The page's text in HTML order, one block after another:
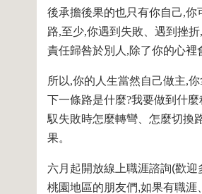
後承擔後果的也只有你自己,
路,至少,你遇到失敗、遇到挫
責任歸咎於別人,除了你的心裡
所以,你的人生當然自己做主,
下一條路是什麼?我要做到什
馭失敗時怎麼轉彎、怎麼切換
果。
六月起開放線上職涯諮詢(歡
桃園地區的朋友們,如果有職涯